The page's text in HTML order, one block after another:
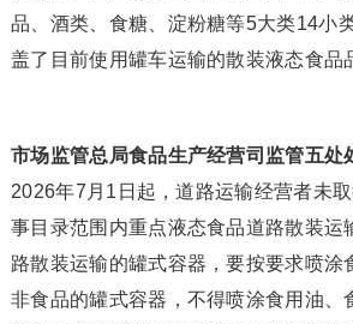
品、酒类、食糖、淀粉糖等5大类14小
盖了目前使用罐车运输的散装液态食品
市场监管总局食品生产经营司监管五处
2026年7月1日起，道路运输经营者未
事目录范围内重点液态食品道路散装运
路散装运输的罐式容器，要按要求喷涂
非食品的罐式容器，不得喷涂食用油、